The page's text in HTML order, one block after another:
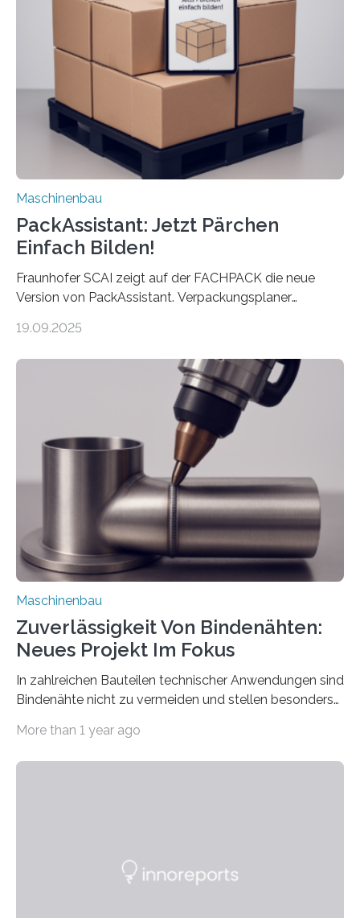
umzurüsten ist ein Job für echte Profis. Eine solche
Maschine faltet in Druckereien Broschüren, Prospekte,
Landkarten und vieles mehr – mehrere Zehntausend
Exemplare pro Stunde. Je nach Maschinentyp und
Auftrag kann das Umrüsten…
Maschinenbau
PackAssistant: Jetzt Pärchen
Einfach Bilden!
Fraunhofer SCAI zeigt auf der FACHPACK die neue
Version von PackAssistant. Verpackungsplaner
Automobil, Maschinenbau und in der Zulieferindustrie.
Teile als eine Einheit verpacken. Die Anordnung kann
der Benutzer vorgeben und erhält so mehr Kontrolle
über die Positionierung der Bauteile. Die ebenfalls neue
Automatisierungsschnittstelle dient dazu, die Software
besser in spezifische Unternehmensprozesse
einzubinden. Sankt Augustin – Zur Messe FACHPACK
vom 23. bis 25. September in Nürnberg…
19.09.2025
Maschinenbau
Zuverlässigkeit Von Bindenähten:
Neues Projekt Im Fokus
In zahlreichen Bauteilen technischer Anwendungen sind
Bindenähte nicht zu vermeiden und stellen besonders
Matrixmaterials eine große Herausforderung dar.
Durch den verstärkten Einsatz von Rezyklaten
More than 1 year ago